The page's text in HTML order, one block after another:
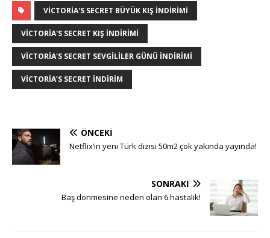
VICTORIA'S SECRET BÜYÜK KIŞ İNDIRIMI
VICTORIA'S SECRET KIŞ INDIRIMI
VICTORIA'S SECRET SEVGILILER GÜNÜ INDIRIMI
VICTORIA’S SECRET INDIRIM
ÖNCEKI
Netflix’in yeni Türk dizisi 50m2 çok yakında yayında!
SONRAKI
Baş dönmesine neden olan 6 hastalık!